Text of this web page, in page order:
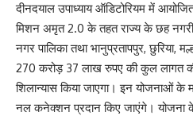
दीनदयाल उपाध्याय ऑडिटोरियम में
मिशन अमृत 2.0 के तहत राज्य के छह
नगर पालिका तथा भानुप्रतापपुर, छुरिया,
270 करोड़ 37 लाख रुपए की कुल लागत
शिलान्यास किया जाएगा। इन योजनाओं के
नल कनेक्शन प्रदान किए जाएंगे। योजना